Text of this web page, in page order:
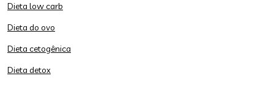
Dieta low carb
Dieta do ovo
Dieta cetogênica
Dieta detox